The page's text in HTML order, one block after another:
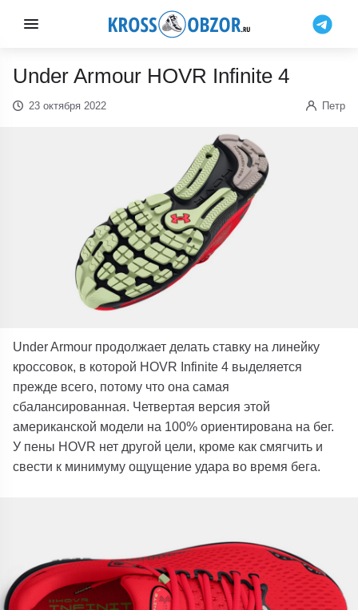
Under Armour HOVR Infinite 4
23 октября 2022 Петр
Under Armour продолжает делать ставку на линейку
кроссовок, в которой HOVR Infinite 4 выделяется
прежде всего, потому что она самая
сбалансированная. Четвертая версия этой
американской модели на 100% ориентирована на бег.
У пены HOVR нет другой цели, кроме как смягчить и
свести к минимуму ощущение удара во время бега.